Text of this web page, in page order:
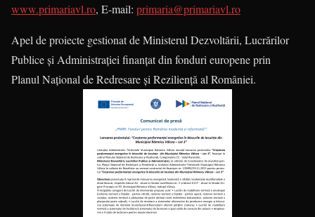
www.primariavl.ro, E-mail: primaria@primariavl.ro
Apel de proiecte gestionat de Ministerul Dezvoltării, Lucrărilor
Publice și Administrației finanțat din fonduri europene prin
Planul Național de Redresare și Reziliență al României.